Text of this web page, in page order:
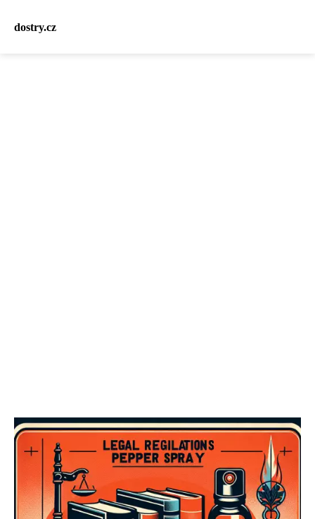
dostry.cz